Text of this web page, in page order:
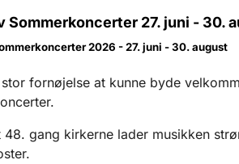
Sommerkoncerter 27. juni - 30.
2026 - 27. juni - 30. august
fornøjelse at kunne byde
48. gang kirkerne lader musikken